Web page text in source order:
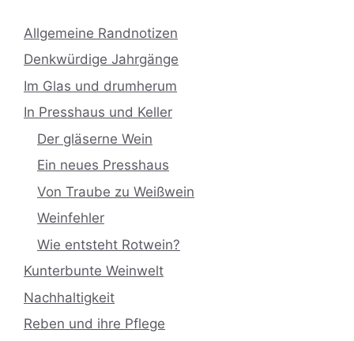
Allgemeine Randnotizen
Denkwürdige Jahrgänge
Im Glas und drumherum
In Presshaus und Keller
Der gläserne Wein
Ein neues Presshaus
Von Traube zu Weißwein
Weinfehler
Wie entsteht Rotwein?
Kunterbunte Weinwelt
Nachhaltigkeit
Reben und ihre Pflege